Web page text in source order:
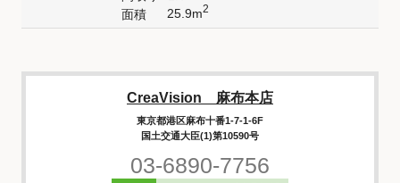
面積
25.9m2
CreaVision 麻布本店
東京都港区麻布十番1-7-1-6F
国土交通大臣(1)第10590号
03-6890-7756